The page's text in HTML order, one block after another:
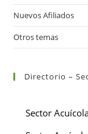
Nuevos Afiliados
Otros temas
Directorio –
Sector